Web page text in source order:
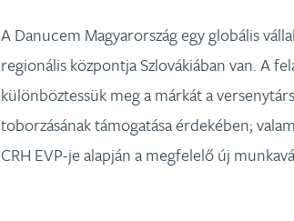
A Danucem Magyarország egy globális
regionális központja Szlovákiában van. A
különböztessük meg a márkát a
toborzásának támogatása érdekében;
CRH EVP-je alapján a megfelelő új